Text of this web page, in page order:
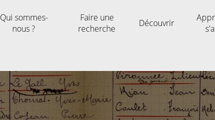
Qui sommes-
nous ?
Faire une
recherche
Découvrir